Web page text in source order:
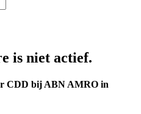
is niet actief.
CDD bij ABN AMRO in